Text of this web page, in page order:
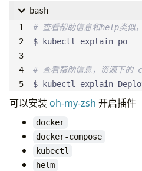
资源类
常用获取资源方式
描述资源
创建资源
删除资源
标签匹配和设置
创建service
维护相关
扩缩容
bash
# 查看帮助信息和help类似
# 查看帮助信息，资源下的
$ kubectl explain
可以安装 oh-my-zsh 开启插件
docker
docker-compose
kubectl
helm